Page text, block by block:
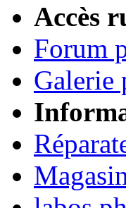
Accès
Forum
Galerie